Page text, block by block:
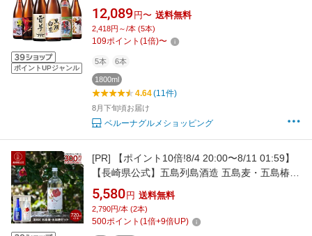
ポイントUPジャンル
1800ml お中元 敬老の日 父の日 ギフト プレゼ
ント 【7560円(税込)以上で送料無料】
12,089 円〜 送料無料
2,418円～/本 (5本)
109ポイント (1倍)〜
5本 6本
1800ml
4.64(11件)
8月下旬頃お届け
ベルーナグルメショッピング
[PR]
【ポイント10倍!8/4 20:00〜8/11 01:59】
【長崎県公式】五島列島酒造 五島麦・五島椿
720mlセット| 九州 焼酎麦焼酎 詰め合わせ ギフ
ト 飲み比べ セット 長崎県 五島列島 2本組 椿酵
母 二条大麦 熟成 まろやか 華やか 米麹 地酒 お
5,580 円 送料無料
2,790円/本 (2本)
500ポイント (1倍+9倍UP)